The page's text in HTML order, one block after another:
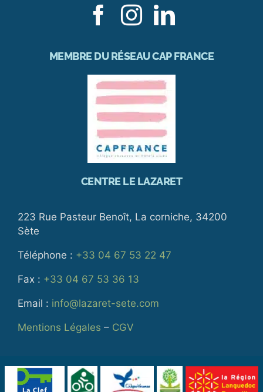
MEMBRE DU RÉSEAU CAP FRANCE
CENTRE LE LAZARET
223 Rue Pasteur Benoît, La corniche, 34200
Sète
Téléphone : +33 04 67 53 22 47
Fax : +33 04 67 53 36 13
Email : info@lazaret-sete.com
Mentions Légales – CGV